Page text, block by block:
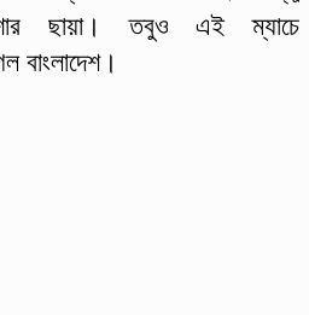
ছায়া। তবুও এই ম্যাচে
বাংলাদেশ।